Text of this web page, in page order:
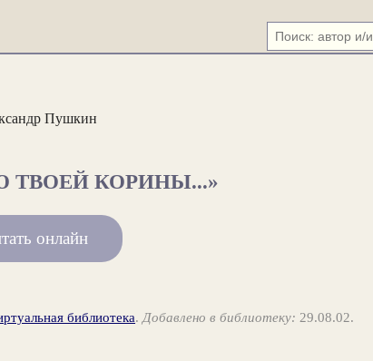
Пушкин
ТВОЕЙ КОРИНЫ...»
онлайн
библиотека.Добавлено в библиотеку: 29.08.02.